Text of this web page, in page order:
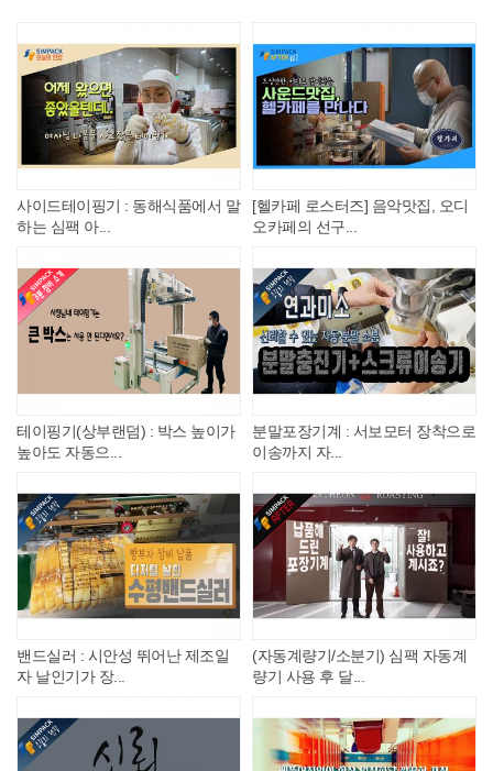
사이드테이핑기 : 동해식품에서 말
하는 심팩 아...
[헬카페 로스터즈] 음악맛집, 오디
오카페의 선구...
테이핑기(상부랜덤) : 박스 높이가
높아도 자동으...
분말포장기계 : 서보모터 장착으로
이송까지 자...
밴드실러 : 시안성 뛰어난 제조일
자 날인기가 장...
(자동계량기/소분기) 심팩 자동계
량기 사용 후 달...